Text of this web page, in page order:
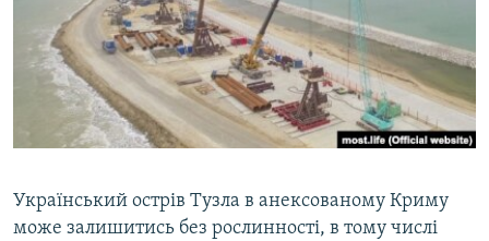
СПЕЦПРОЕКТИ
ДЕПОРТАЦІЯ
ВІДЕОУРОКИ «ELIFBE»
СВІДЧЕННЯ ОКУПАЦІЇ
ІНФОГРАФІКА
ЯК ОБІЙТИ БЛОКУВАННЯ
Русский
Qırımtatar
ДОЛУЧАЙСЯ!
Український острів Тузла в анексованому Криму
може залишитись без рослинності, в тому числі